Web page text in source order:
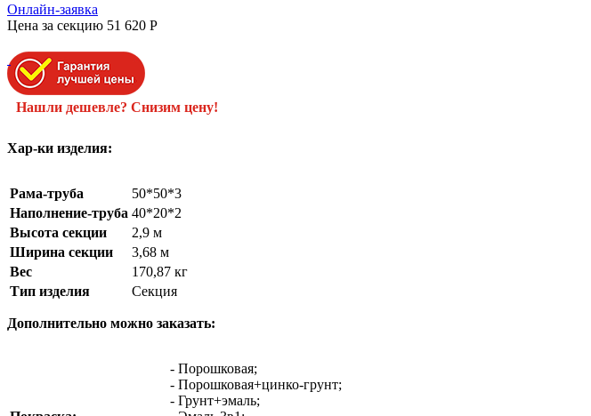
Онлайн-заявка
Цена за секцию 51 620 P
Нашли дешевле? Снизим цену!
Хар-ки изделия:
Рама-труба
50*50*3
Наполнение-труба 40*20*2
Высота секции
2,9 м
Ширина секции
3,68 м
Вес
170,87 кг
Тип изделия
Секция
Дополнительно можно заказать:
- Порошковая;
- Порошковая+цинко-грунт;
- Грунт+эмаль;